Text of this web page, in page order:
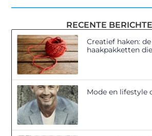
RECENTE
Creatief haken:
haakpakketten
Mode en lifestyle